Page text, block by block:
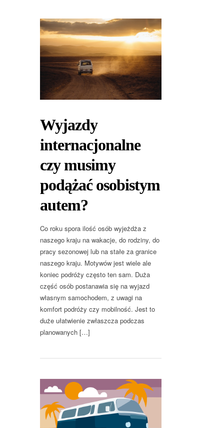
Wyjazdy
internacjonalne
czy musimy
podążać osobistym
autem?
Co roku spora ilość osób wyjeżdża z
naszego kraju na wakacje, do rodziny, do
pracy sezonowej lub na stałe za granice
naszego kraju. Motywów jest wiele ale
koniec podróży często ten sam. Duża
część osób postanawia się na wyjazd
własnym samochodem, z uwagi na
komfort podróży czy mobilność. Jest to
duże ułatwienie zwłaszcza podczas
planowanych […]